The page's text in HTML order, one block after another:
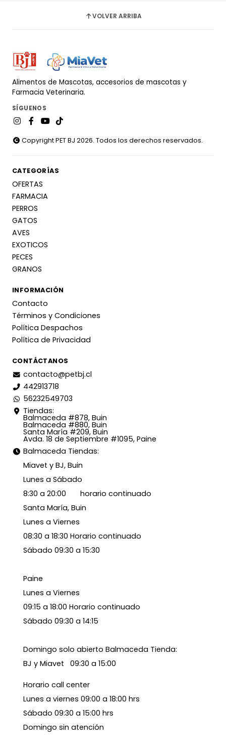
VOLVER ARRIBA
Alimentos de Mascotas, accesorios de mascotas y
Farmacia Veterinaria.
SÍGUENOS
Copyright PET BJ 2026. Todos los derechos reservados.
CATEGORÍAS
OFERTAS
FARMACIA
PERROS
GATOS
AVES
EXOTICOS
PECES
GRANOS
INFORMACIÓN
Contacto
Términos y Condiciones
Política Despachos
Política de Privacidad
CONTÁCTANOS
contacto@petbj.cl
442913718
56232549703
Tiendas:
Balmaceda #878, Buin
Balmaceda #880, Buin
Santa María #209, Buin
Avda. 18 de Septiembre #1095, Paine
Balmaceda Tiendas:
Miavet y BJ, Buin
Lunes a Sábado
8:30 a 20:00 horario continuado
Santa María, Buin
Lunes a Viernes
08:30 a 18:30 Horario continuado
Sábado 09:30 a 15:30
Paine
Lunes a Viernes
09:15 a 18:00 Horario continuado
Sábado 09:30 a 14:15
Domingo solo abierto Balmaceda Tienda:
BJ y Miavet 09:30 a 15:00
Horario call center
Lunes a viernes 09:00 a 18:00 hrs
Sábado 09:30 a 15:00 hrs
Domingo sin atención